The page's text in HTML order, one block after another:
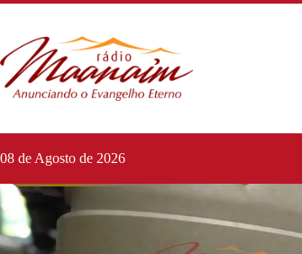
08 de Agosto de 2026